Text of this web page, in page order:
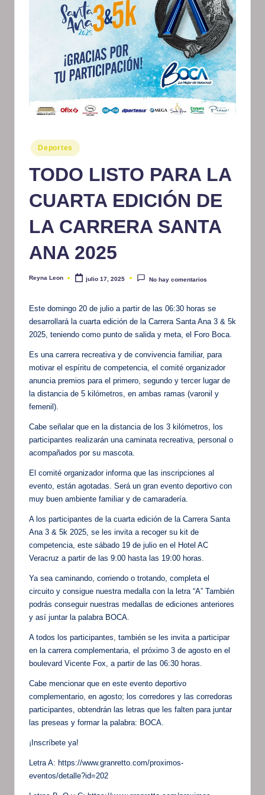
m
o
Publicado
en
Deportes
TODO LISTO PARA LA
CUARTA EDICIÓN DE
LA CARRERA SANTA
ANA 2025
Publicado
Reyna Leon julio 17, 2025 No hay comentarios
Este domingo 20 de julio a partir de las 06:30 horas se
desarrollará la cuarta edición de la Carrera Santa Ana 3 & 5k
2025, teniendo como punto de salida y meta, el Foro Boca.
Es una carrera recreativa y de convivencia familiar, para
motivar el espíritu de competencia, el comité organizador
anuncia premios para el primero, segundo y tercer lugar de
la distancia de 5 kilómetros, en ambas ramas (varonil y
femenil).
Cabe señalar que en la distancia de los 3 kilómetros, los
participantes realizarán una caminata recreativa, personal o
acompañados por su mascota.
El comité organizador informa que las inscripciones al
evento, están agotadas. Será un gran evento deportivo con
muy buen ambiente familiar y de camaradería.
A los participantes de la cuarta edición de la Carrera Santa
Ana 3 & 5k 2025, se les invita a recoger su kit de
competencia, este sábado 19 de julio en el Hotel AC
Veracruz a partir de las 9:00 hasta las 19:00 horas.
Ya sea caminando, corriendo o trotando, completa el
circuito y consigue nuestra medalla con la letra “A” También
podrás conseguir nuestras medallas de ediciones anteriores
y así juntar la palabra BOCA.
A todos los participantes, también se les invita a participar
en la carrera complementaria, el próximo 3 de agosto en el
boulevard Vicente Fox, a partir de las 06:30 horas.
Cabe mencionar que en este evento deportivo
complementario, en agosto; los corredores y las corredoras
participantes, obtendrán las letras que les falten para juntar
las preseas y formar la palabra: BOCA.
¡Inscríbete ya!
Letra A: https://www.granretto.com/proximos-
eventos/detalle?id=202